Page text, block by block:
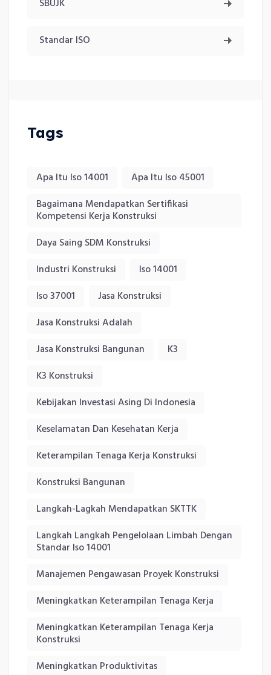
SBUJK
Standar ISO
Tags
Apa Itu Iso 14001
Apa Itu Iso 45001
Bagaimana Mendapatkan Sertifikasi
Kompetensi Kerja Konstruksi
Daya Saing SDM Konstruksi
Industri Konstruksi
Iso 14001
Iso 37001
Jasa Konstruksi
Jasa Konstruksi Adalah
Jasa Konstruksi Bangunan
K3
K3 Konstruksi
Kebijakan Investasi Asing Di Indonesia
Keselamatan Dan Kesehatan Kerja
Keterampilan Tenaga Kerja Konstruksi
Konstruksi Bangunan
Langkah-Lagkah Mendapatkan SKTTK
Langkah Langkah Pengelolaan Limbah Dengan
Standar Iso 14001
Manajemen Pengawasan Proyek Konstruksi
Meningkatkan Keterampilan Tenaga Kerja
Meningkatkan Keterampilan Tenaga Kerja
Konstruksi
Meningkatkan Produktivitas